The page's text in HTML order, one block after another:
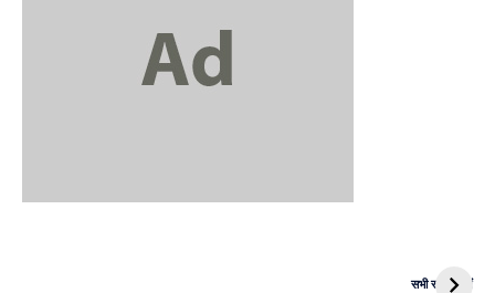
सभी स्टोरी देखें
Kanya Vivah